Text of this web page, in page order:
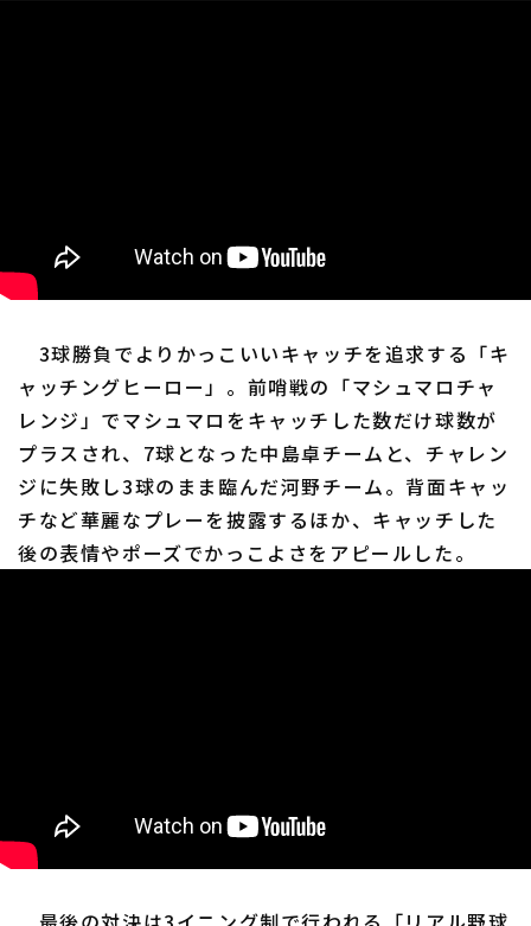
3球勝負でよりかっこいいキャッチを追求する「キ
ャッチングヒーロー」。前哨戦の「マシュマロチャ
レンジ」でマシュマロをキャッチした数だけ球数が
プラスされ、7球となった中島卓チームと、チャレン
ジに失敗し3球のまま臨んだ河野チーム。背面キャッ
チなど華麗なプレーを披露するほか、キャッチした
後の表情やポーズでかっこよさをアピールした。